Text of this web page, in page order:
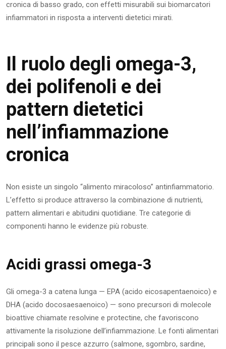
cronica di basso grado, con effetti misurabili sui biomarcatori
infiammatori in risposta a interventi dietetici mirati.
Il ruolo degli omega-3,
dei polifenoli e dei
pattern dietetici
nell’infiammazione
cronica
Non esiste un singolo “alimento miracoloso” antinfiammatorio.
L’effetto si produce attraverso la combinazione di nutrienti,
pattern alimentari e abitudini quotidiane. Tre categorie di
componenti hanno le evidenze più robuste.
Acidi grassi omega-3
Gli omega-3 a catena lunga — EPA (acido eicosapentaenoico) e
DHA (acido docosaesaenoico) — sono precursori di molecole
bioattive chiamate resolvine e protectine, che favoriscono
attivamente la risoluzione dell’infiammazione. Le fonti alimentari
principali sono il pesce azzurro (salmone, sgombro, sardine,